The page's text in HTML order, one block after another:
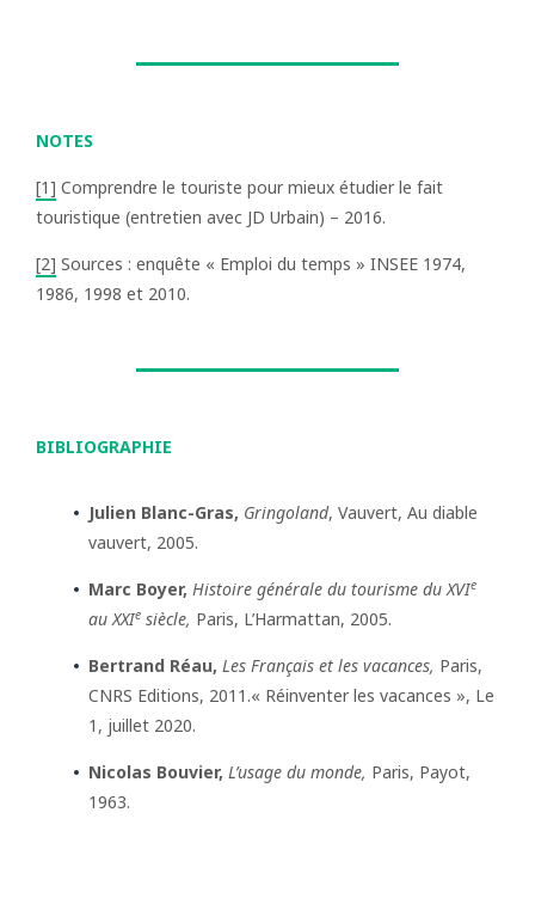
NOTES
[1] Comprendre le touriste pour mieux étudier le fait
touristique (entretien avec JD Urbain) – 2016.
[2] Sources : enquête « Emploi du temps » INSEE 1974,
1986, 1998 et 2010.
BIBLIOGRAPHIE
Julien Blanc-Gras, Gringoland, Vauvert, Au diable
vauvert, 2005.
Marc Boyer, Histoire générale du tourisme du XVIe
au XXIe siècle, Paris, L’Harmattan, 2005.
Bertrand Réau, Les Français et les vacances, Paris,
CNRS Editions, 2011.« Réinventer les vacances », Le
1, juillet 2020.
Nicolas Bouvier, L’usage du monde, Paris, Payot,
1963.